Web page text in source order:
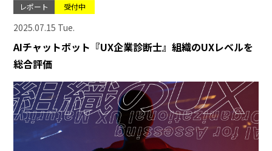
レポート 受付中
2025.07.15 Tue.
AIチャットボット『UX企業診断士』組織のUXレベルを
総合評価